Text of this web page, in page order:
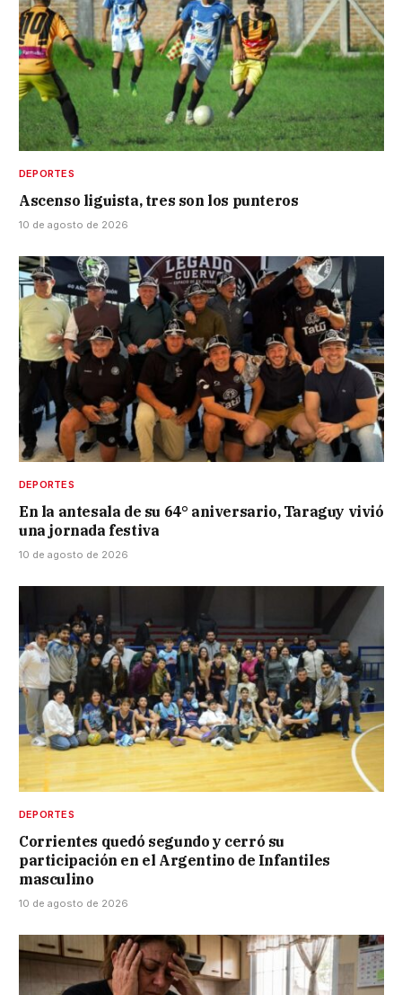
DEPORTES
Ascenso liguista, tres son los punteros
10 de agosto de 2026
DEPORTES
En la antesala de su 64° aniversario, Taraguy vivió
una jornada festiva
10 de agosto de 2026
DEPORTES
Corrientes quedó segundo y cerró su
participación en el Argentino de Infantiles
masculino
10 de agosto de 2026